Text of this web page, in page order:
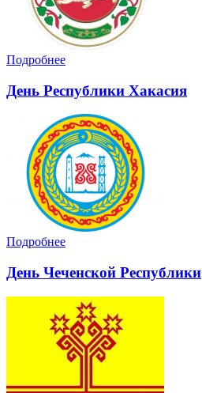
Подробнее
День Республики Хакасия
Подробнее
День Чеченской Республики